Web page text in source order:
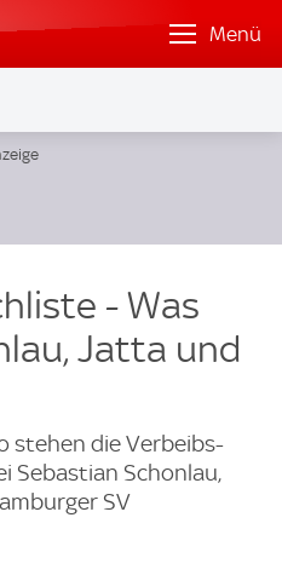
Menü
- Was
Jatta und
stehen die Verbeibs-
Sebastian Schonlau,
SV